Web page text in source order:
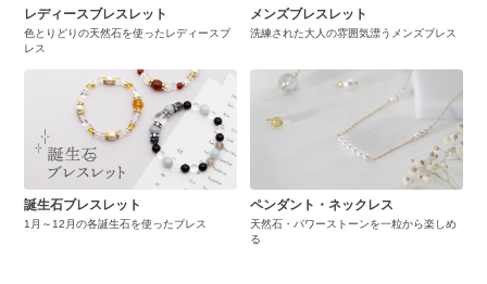
レディースブレスレット
色とりどりの天然石を使ったレディースブ
レス
メンズブレスレット
洗練された大人の雰囲気漂うメンズブレス
誕生石ブレスレット
1月～12月の各誕生石を使ったブレス
ペンダント・ネックレス
天然石・パワーストーンを一粒から楽しめ
る